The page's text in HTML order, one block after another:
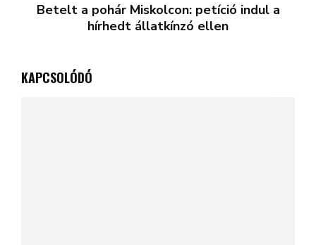
Betelt a pohár Miskolcon: petíció indul a
hírhedt állatkínzó ellen
KAPCSOLÓDÓ